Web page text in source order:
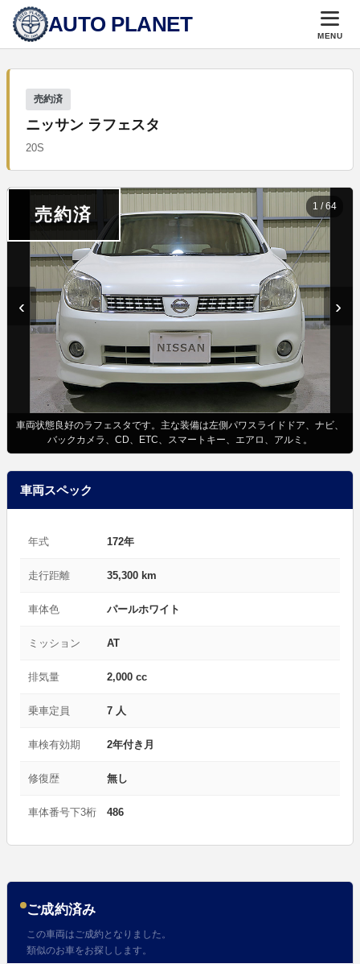
AUTO PLANET MENU
売約済
ニッサン ラフェスタ
20S
売約済
車両状態良好のラフェスタです。主な装備は左側パワスライドドア、ナビ、
バックカメラ、CD、ETC、スマートキー、エアロ、アルミ。
‹ ›
1 /64
車両スペック
年式 172年
走行距離 35,300 km
車体色 パールホワイト
ミッション AT
排気量 2,000 cc
乗車定員 7 人
車検有効期 2年付き月
修復歴 無し
車体番号下3桁 486
ご成約済み
この車両はご成約となりました。
類似のお車をお探しします。